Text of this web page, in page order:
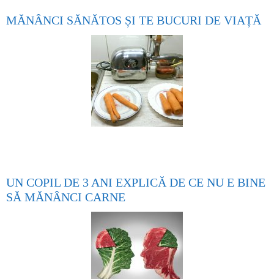
MĂNÂNCI SĂNĂTOS ȘI TE BUCURI DE VIAȚĂ
UN COPIL DE 3 ANI EXPLICĂ DE CE NU E BINE
SĂ MĂNÂNCI CARNE